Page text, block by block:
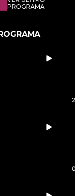
PROGRAMA